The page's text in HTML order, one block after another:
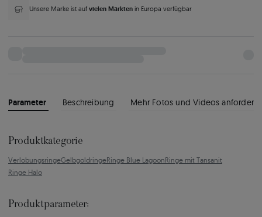
Unsere Marke ist auf vielen Märkten in Europa verfügbar
Parameter Beschreibung Mehr Fotos und Videos anfordern
Produktkategorie
VerlobungsringeGelbgoldringeRinge Blue LagoonRinge mit Tansanit
Ringe Halo
Produktparameter: